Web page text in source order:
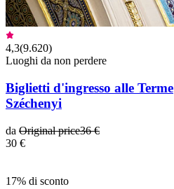
4,3(9.620)
Luoghi da non perdere
Biglietti d'ingresso alle Terme
Széchenyi
da Original price36 €
30 €
17% di sconto